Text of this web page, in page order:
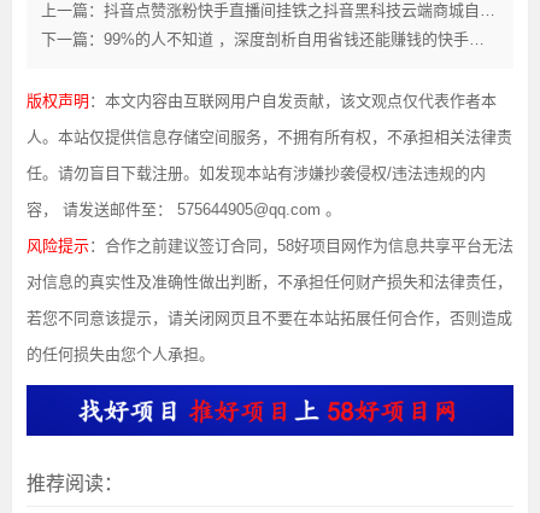
上一篇：抖音点赞涨粉快手直播间挂铁之抖音黑科技云端商城自助下单平台
下一篇：99%的人不知道 ，深度剖析自用省钱还能赚钱的快手抖音黑科技云端商城系统，涨粉软件免费送！
版权声明 ：本文内容由互联网用户自发贡献，该文观点仅代表作者本
人。本站仅提供信息存储空间服务，不拥有所有权，不承担相关法律责
任。请勿盲目下载注册。如发现本站有涉嫌抄袭侵权/违法违规的内
容， 请发送邮件至： 575644905@qq.com 。
风险提示：合作之前建议签订合同，58好项目网作为信息共享平台无法
对信息的真实性及准确性做出判断，不承担任何财产损失和法律责任，
若您不同意该提示，请关闭网页且不要在本站拓展任何合作，否则造成
的任何损失由您个人承担。
推荐阅读：